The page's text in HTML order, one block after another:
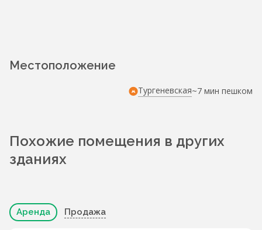
Местоположение
Тургеневская~7 мин пешком
Похожие помещения в других
зданиях
Аренда Продажа